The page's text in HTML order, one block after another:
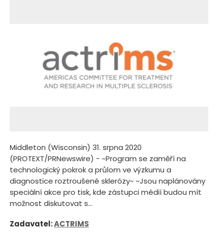
Middleton (Wisconsin) 31. srpna 2020
(PROTEXT/PRNewswire) - ~Program se zaměří na
technologický pokrok a průlom ve výzkumu a
diagnostice roztroušené sklerózy~ ~Jsou naplánovány
speciální akce pro tisk, kde zástupci médií budou mít
možnost diskutovat s...
Zadavatel:ACTRIMS